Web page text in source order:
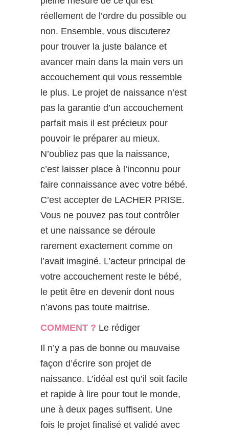
réellement de l’ordre du possible ou
non. Ensemble, vous discuterez
pour trouver la juste balance et
avancer main dans la main vers un
accouchement qui vous ressemble
le plus. Le projet de naissance n’est
pas la garantie d’un accouchement
parfait mais il est précieux pour
pouvoir le préparer au mieux.
N’oubliez pas que la naissance,
c’est laisser place à l’inconnu pour
faire connaissance avec votre bébé.
C’est accepter de LACHER PRISE.
Vous ne pouvez pas tout contrôler
et une naissance se déroule
rarement exactement comme on
l’avait imaginé. L’acteur principal de
votre accouchement reste le bébé,
le petit être en devenir dont nous
n’avons pas toute maitrise.
COMMENT ? Le rédiger
Il n’y a pas de bonne ou mauvaise
façon d’écrire son projet de
naissance. L’idéal est qu’il soit facile
et rapide à lire pour tout le monde,
une à deux pages suffisent. Une
fois le projet finalisé et validé avec